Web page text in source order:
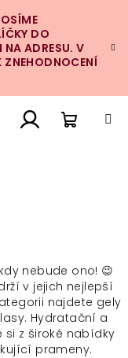
DO
NA ADRESU. V
ZNEHODNOCENÍ
nebude ono! 😉
v jejich nejlepší
najdete gely
Hydratační a
si z široké nabídky
prameny.